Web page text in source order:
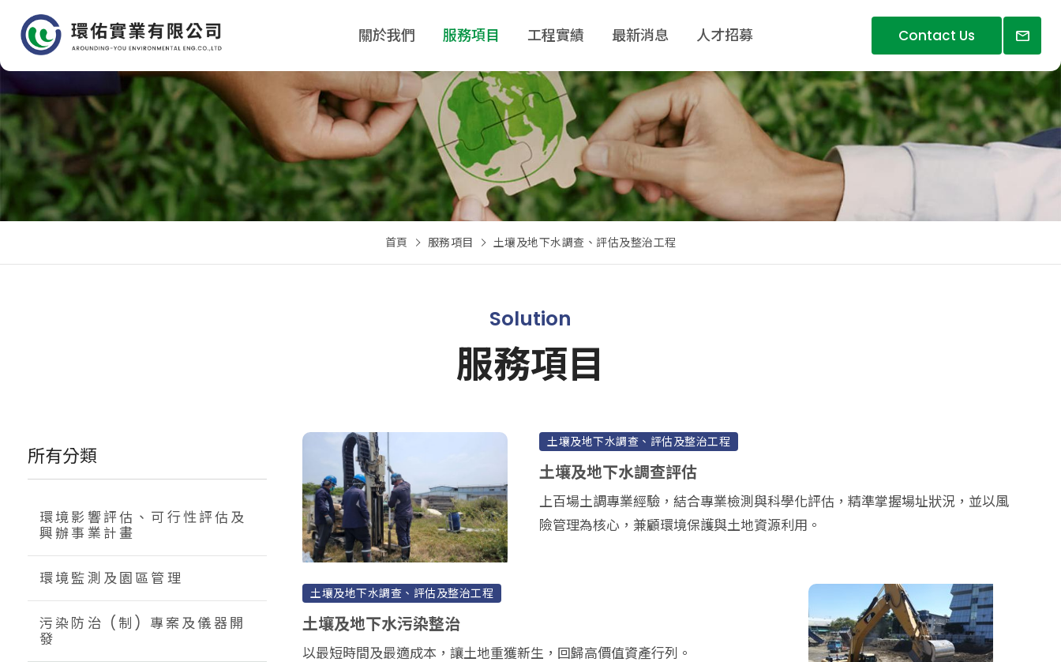
關於我們 服務項目 工程實績 最新消息 人才招募 Contact Us
首頁 服務項目 土壤及地下水調查、評估及整治工程
Solution
服務項目
所有分類
環境影響評估、可行性評估及
興辦事業計畫
環境監測及園區管理
污染防治 (制) 專案及儀器開
發
土壤及地下水調查、評估及整治工程
土壤及地下水調查評估
上百場土調專業經驗，結合專業檢測與科學化評估，精準掌握場址狀況，並以風
險管理為核心，兼顧環境保護與土地資源利用。
土壤及地下水調查、評估及整治工程
土壤及地下水污染整治
以最短時間及最適成本，讓土地重獲新生，回歸高價值資產行列。